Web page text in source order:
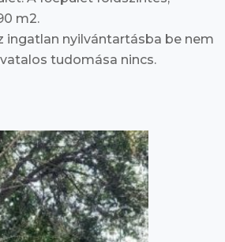
m2.
ingatlan nyilvántartásba be nem
tudomása nincs.